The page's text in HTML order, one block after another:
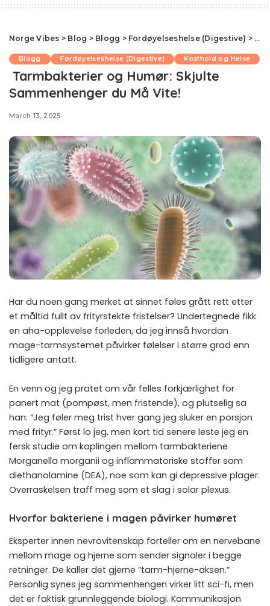
Norge Vibes > Blog > Blogg > Fordøyelseshelse (Digestive) >
Blogg Fordøyelseshelse (Digestive) Kosthold og Helse
Tarmbakterier og Humør: Skjulte
Sammenhenger du Må Vite!
March 13, 2025
Har du noen gang merket at sinnet føles grått rett etter
et måltid fullt av frityrstekte fristelser? Undertegnede fikk
en aha-opplevelse forleden, da jeg innså hvordan
mage-tarmsystemet påvirker følelser i større grad enn
tidligere antatt.
En venn og jeg pratet om vår felles forkjærlighet for
panert mat (pompøst, men fristende), og plutselig sa
han: “Jeg føler meg trist hver gang jeg sluker en porsjon
med frityr.” Først lo jeg, men kort tid senere leste jeg en
fersk studie om koplingen mellom tarmbakteriene
Morganella morganii og inflammatoriske stoffer som
diethanolamine (DEA), noe som kan gi depressive plager.
Overraskelsen traff meg som et slag i solar plexus.
Hvorfor bakteriene i magen påvirker humøret
Eksperter innen nevrovitenskap forteller om en nervebane
mellom mage og hjerne som sender signaler i begge
retninger. De kaller det gjerne “tarm-hjerne-aksen.”
Personlig synes jeg sammenhengen virker litt sci-fi, men
det er faktisk grunnleggende biologi. Kommunikasjon